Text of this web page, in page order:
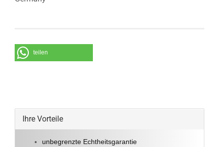
teilen
Ihre Vorteile
unbegrenzte Echtheitsgarantie